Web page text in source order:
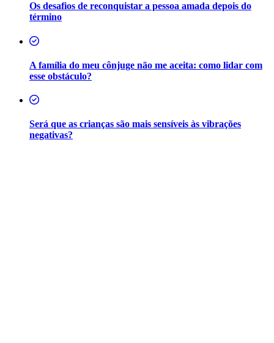
Os desafios de reconquistar a pessoa amada depois do
término
A família do meu cônjuge não me aceita: como lidar com
esse obstáculo?
Será que as crianças são mais sensíveis às vibrações
negativas?